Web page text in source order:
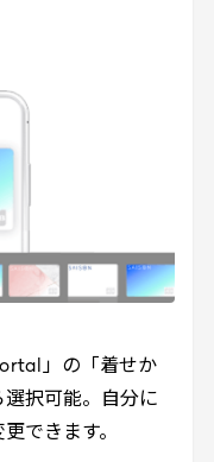
」の「着せか
択可能。自分に
できます。